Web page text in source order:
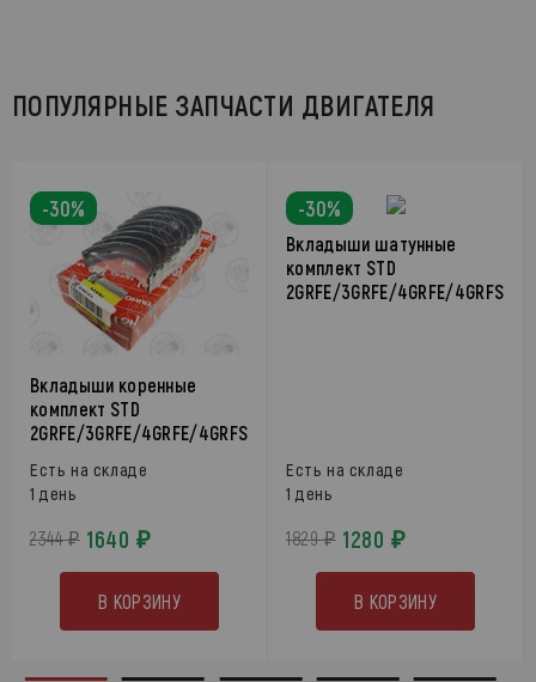
ПОПУЛЯРНЫЕ ЗАПЧАСТИ ДВИГАТЕЛЯ
-30%
Вкладыши коренные
комплект STD
2GRFE/3GRFE/4GRFE/4GRFSE
Есть на складе
1 день
2344 ₽ 1640 ₽
В КОРЗИНУ
-30%
Вкладыши шатунные
комплект STD
2GRFE/3GRFE/4GRFE/4GRFSE
Есть на складе
1 день
1829 ₽ 1280 ₽
В КОРЗИНУ